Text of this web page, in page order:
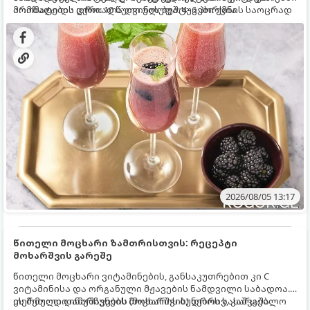
არომატი და ცქრიალა ღვინის ბუშტუკები ქმნის საოცრად
დახვეწილ და მაგრილებელ კოქტეილს.
მომზადების დრო: 10 წუთი ულუფა: 4–6 პორცია
2026/08/05 13:17
წითელი მოცხარი ზამთრისთვის: რეცეპტი
მოხარშვის გარეშე
წითელი მოცხარი ვიტამინების, განსაკუთრებით კი C
ვიტამინისა და ორგანული მჟავების ნამდვილი საბადოა.
თერმული დამუშავების (მოხარშვის) დროს სასარგებლო
ეს მეთოდი ინარჩუნებს მოცხარის ბუნებრივ, კაშკაშა